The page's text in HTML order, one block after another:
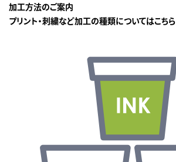
加工方法のご案内
プリント・刺繍など加工の種類についてはこちら